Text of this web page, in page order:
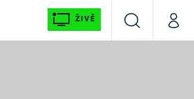
ŽIVĚ
VyhledáváníMůj